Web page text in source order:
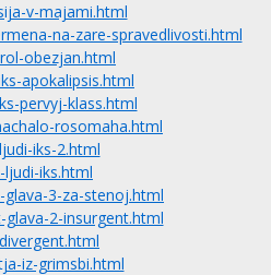
v-majami.html
na-zare-spravedlivosti.html
obezjan.html
apokalipsis.html
pervyj-klass.html
rosomaha.html
iks-2.html
ljudi-iks.html
3-za-stenoj.html
2-insurgent.html
iz-grimsbi.html